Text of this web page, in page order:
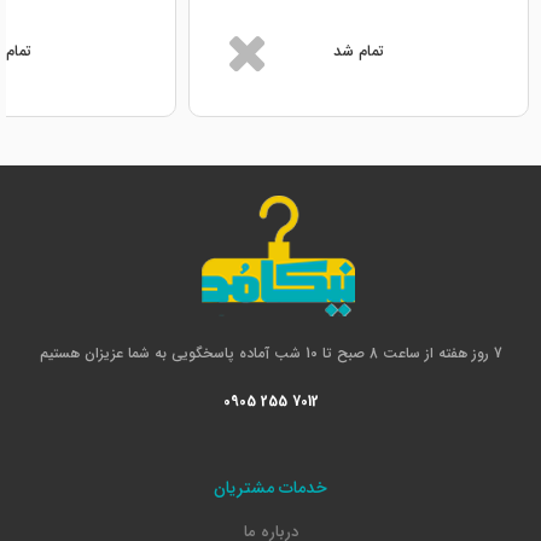
تمام شد
7 روز هفته از ساعت 8 صبح تا 10 شب آماده پاسخگویی به شما عزیزان هستیم
0905 255 7012
خدمات مشتریان
درباره ما